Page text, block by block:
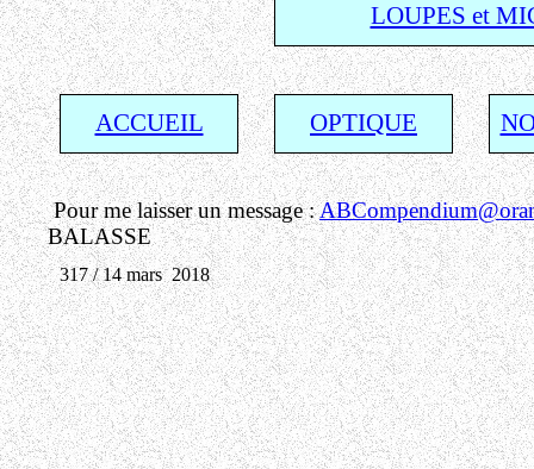
LOUPES et
ACCUEIL OPTIQUE
Pour me laisser un message :
BALASSE
317 / 14 mars 2018